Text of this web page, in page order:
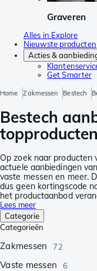
Graveren
Alles in Explore
Nieuwste producten
Acties &
Get Smarter
Home Zakmessen Bestech
Bestech
Op zoek naar producten
actuele aanbiedingen
vaste messen en meer.
dus geen kortingscode
het productaanbod
Lees meer
Categorie
Categorieën
Zakmessen 72
Vaste messen 6